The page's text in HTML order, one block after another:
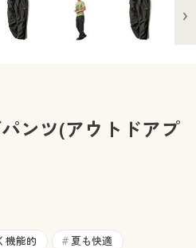
ンツ(アウトドアプ
機能的 # 夏も快適